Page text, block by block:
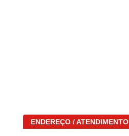
ENDEREÇO / ATENDIMENTO